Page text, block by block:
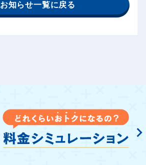
お知らせ一覧に戻る